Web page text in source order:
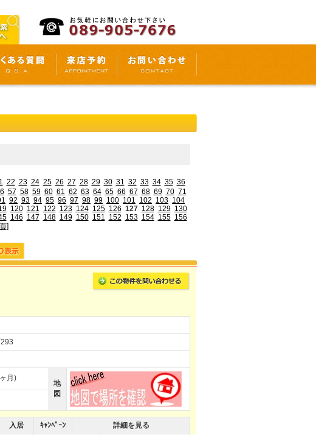
22 23 24 25 26 27 28 29 30 31 32 33 34 35 36
57 58 59 60 61 62 63 64 65 66 67 68 69 70 71
92 93 94 95 96 97 98 99 100 101 102 103 104
120 121 122 123 124 125 126 127 128 129 130
146 147 148 149 150 151 152 153 154 155 156
]
月)
地
図
入居 ｷｬﾝﾍﾟｰﾝ 詳細を見る